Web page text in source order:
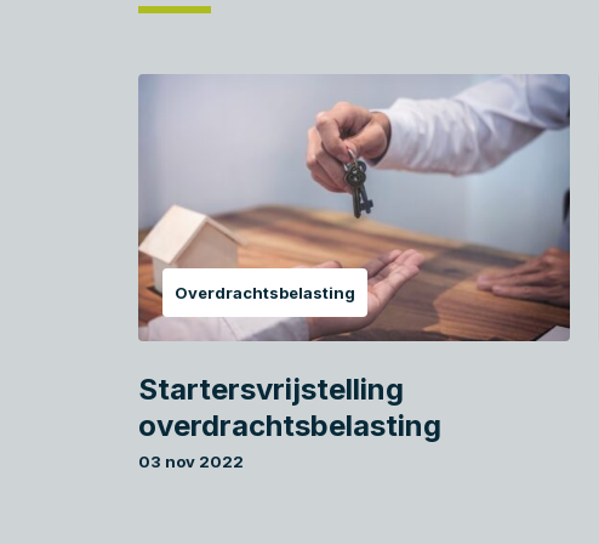
Overdrachtsbelasting
Startersvrijstelling
overdrachtsbelasting
03 nov 2022